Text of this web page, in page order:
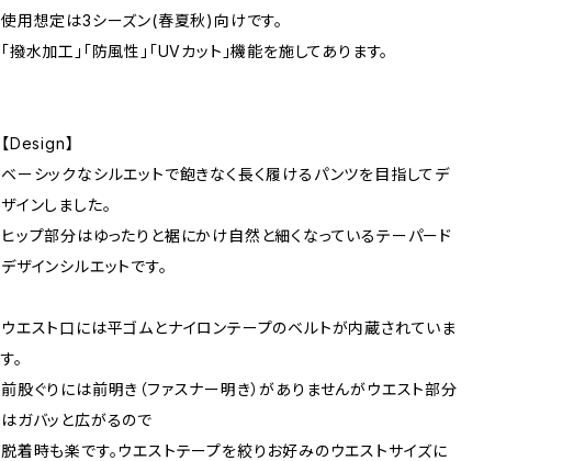
使用想定は3シーズン(春夏秋)向けです。
「撥水加工」「防風性」「UVカット」機能を施してあります。
【Design】
ベーシックなシルエットで飽きなく長く履けるパンツを目指してデ
ザインしました。
ヒップ部分はゆったりと裾にかけ自然と細くなっているテーパード
デザインシルエットです。
ウエスト口には平ゴムとナイロンテープのベルトが内蔵されていま
す。
前股ぐりには前明き（ファスナー明き）がありませんがウエスト部分
はガバッと広がるので
脱着時も楽です。ウエストテープを絞りお好みのウエストサイズに